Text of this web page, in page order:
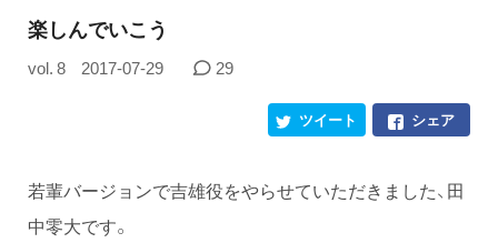
楽しんでいこう
vol. 8 2017-07-29 29
シェア
ツイート
若輩バージョンで吉雄役をやらせていただきました、田
中零大です。